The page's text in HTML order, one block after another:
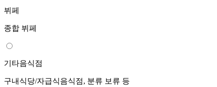
뷔페
종합 뷔페
기타음식점
구내식당/자급식음식점, 분류 보류 등